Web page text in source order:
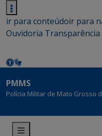
ir para conteúdoir para
Ouvidoria Transparência
PMMS
Polícia Militar de Mato Grosso